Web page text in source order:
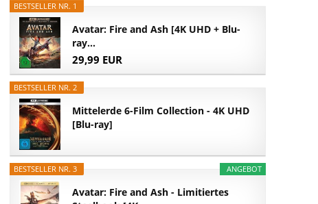
BESTSELLER NR. 1
Avatar: Fire and Ash [4K UHD + Blu-
ray...
29,99 EUR
BESTSELLER NR. 2
Mittelerde 6-Film Collection - 4K UHD
[Blu-ray]
ANGEBOT
BESTSELLER NR. 3
Avatar: Fire and Ash - Limitiertes